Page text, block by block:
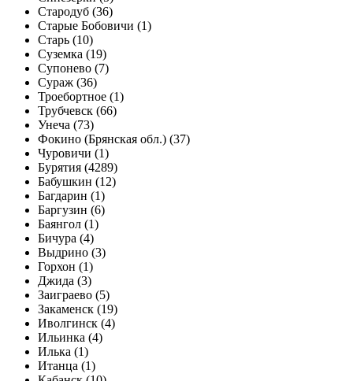
Стародуб (36)
Старые Бобовичи (1)
Старь (10)
Суземка (19)
Супонево (7)
Сураж (36)
Троебортное (1)
Трубчевск (66)
Унеча (73)
Фокино (Брянская обл.) (37)
Чуровичи (1)
Бурятия (4289)
Бабушкин (12)
Багдарин (1)
Баргузин (6)
Баянгол (1)
Бичура (4)
Выдрино (3)
Горхон (1)
Джида (3)
Заиграево (5)
Закаменск (19)
Иволгинск (4)
Ильинка (4)
Илька (1)
Итанца (1)